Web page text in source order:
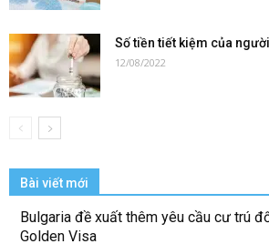
Số tiền tiết kiệm của
12/08/2022
Bài viết mới
Bulgaria đề xuất thêm yêu cầu cư trú
Golden Visa